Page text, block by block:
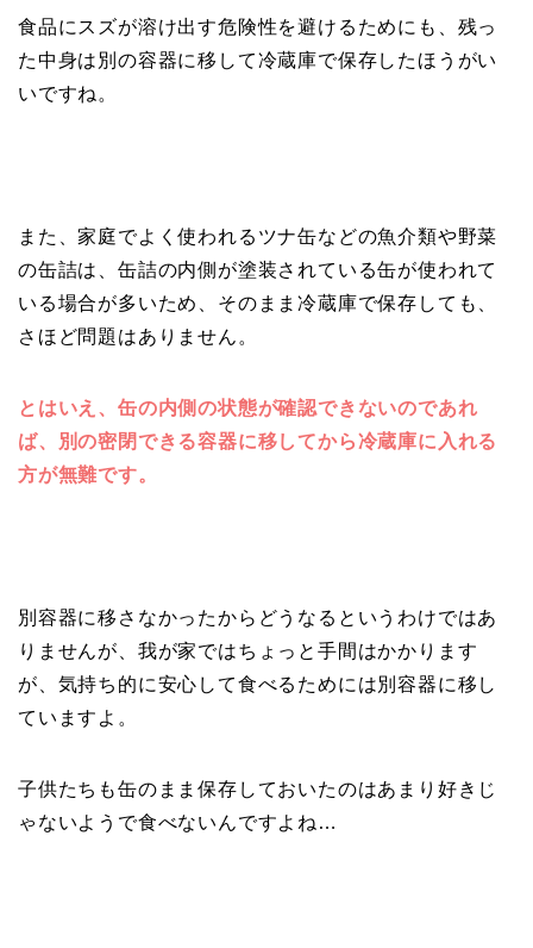
食品にスズが溶け出す危険性を避けるためにも、残っ
た中身は別の容器に移して冷蔵庫で保存したほうがい
いですね。
また、家庭でよく使われるツナ缶などの魚介類や野菜
の缶詰は、缶詰の内側が塗装されている缶が使われて
いる場合が多いため、そのまま冷蔵庫で保存しても、
さほど問題はありません。
とはいえ、缶の内側の状態が確認できないのであれ
ば、別の密閉できる容器に移してから冷蔵庫に入れる
方が無難です。
別容器に移さなかったからどうなるというわけではあ
りませんが、我が家ではちょっと手間はかかります
が、気持ち的に安心して食べるためには別容器に移し
ていますよ。
子供たちも缶のまま保存しておいたのはあまり好きじ
ゃないようで食べないんですよね…